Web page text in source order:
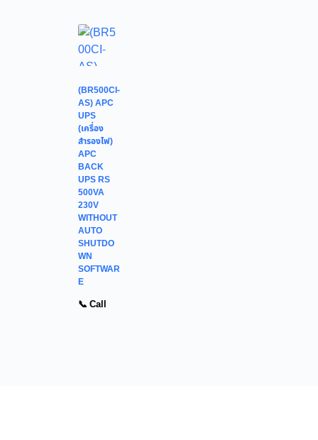
(BR500CI-
AS) APC
UPS
(เครื่อง
สำรองไฟ)
APC
BACK
UPS RS
500VA
230V
WITHOUT
AUTO
SHUTDO
WN
SOFTWAR
E
📞 Call